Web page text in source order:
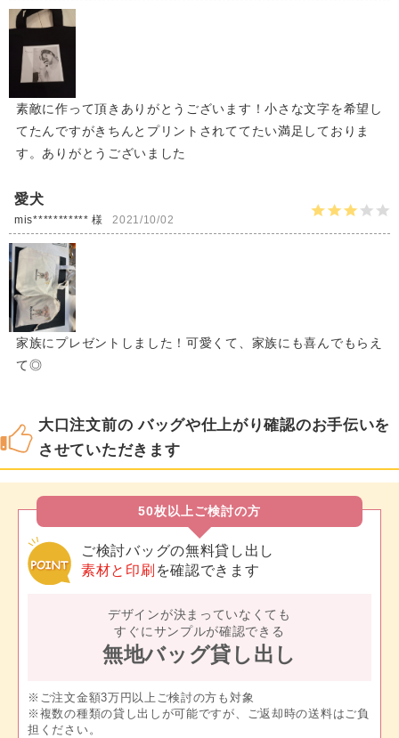
素敵に作って頂きありがとうございます！小さな文字を希望し
てたんですがきちんとプリントされててたい満足しておりま
す。ありがとうございました
愛犬
mis*********** 様 2021/10/02
家族にプレゼントしました！可愛くて、家族にも喜んでもらえ
て◎
大口注文前の バッグや仕上がり確認のお手伝いを
させていただきます
50枚以上ご検討の方
ご検討バッグの無料貸し出し
素材と印刷 を確認できます
デザインが決まっていなくても
すぐにサンプルが確認できる
無地バッグ貸し出し
※ご注文金額3万円以上ご検討の方も対象
※複数の種類の貸し出しが可能ですが、ご返却時の送料はご負
担ください。